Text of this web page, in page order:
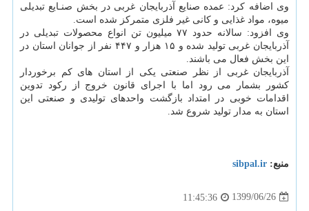
وی اضافه کرد: عمده صنایع آذربایجان غربی در بخش صنـایع تبدیلی
میوه، مواد غذایی و کانی غیر فلزی متمرکز شده است.
وی افزود: سالانه حدود ۷۷ میلیون تن انواع محصولات تبدیلی در
آذربایجان غربی تولید شده و ۱۵ هزار و ۴۴۷ نفر از جوانان استان در
این بخش فعال می باشند.
آذربایجان غربی از نظر صنعتی یکی از استان های کم برخوردار
کشور بشمار می رود اما با اجرای قانون خروج از رکود تدوین
اقدامات خوبی در امتداد بازگشت واحدهای تولیدی و صنعتی این
استان به مدار تولید شروع شد.
منبع: sibpal.ir
1399/06/26
11:45:36